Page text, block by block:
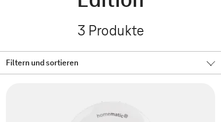
3 Produkte
Filtern und sortieren